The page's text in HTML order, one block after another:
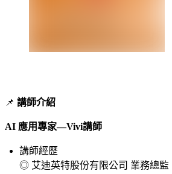
📌 講師介紹
AI 應用專家—Vivi講師
講師經歷
◎ 艾迪英特股份有限公司 業務總監